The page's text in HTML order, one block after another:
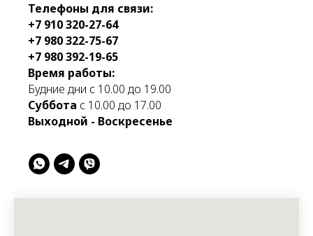
Телефоны для связи:
+7 910 320-27-64
+7 980 322-75-67
+7 980 392-19-65
Время работы:
Будние дни с 10.00 до 19.00
Суббота с 10.00 до 17.00
Выходной - Воскресенье